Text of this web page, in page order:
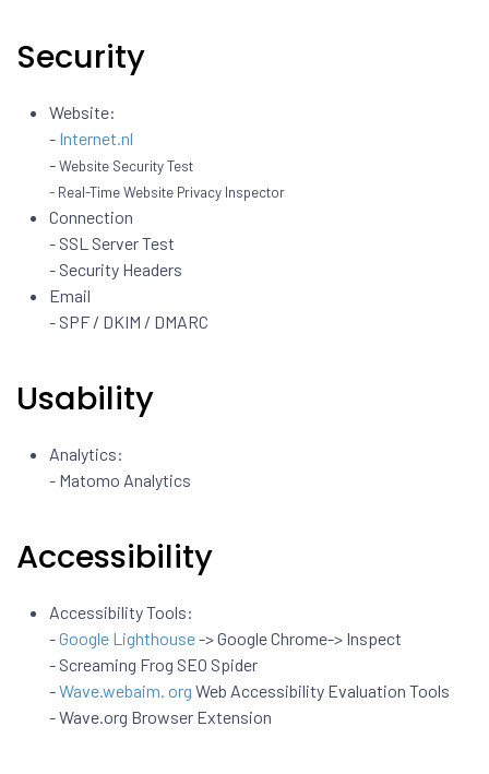
Security
Website:
- Internet.nl
-Website Security Test
- Real-Time Website Privacy Inspector
Connection
- SSL Server Test
- Security Headers
Email
- SPF / DKIM / DMARC
Usability
Analytics:
- Matomo Analytics
Accessibility
Accessibility Tools:
-Google Lighthouse-> Google Chrome-> Inspect
- Screaming Frog SEO Spider
-Wave.webaim. org Web Accessibility Evaluation Tools
- Wave.org Browser Extension